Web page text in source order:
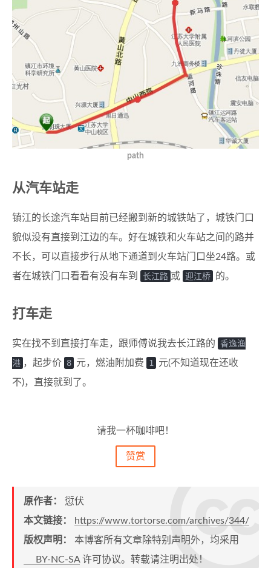
path
从汽车站走
镇江的长途汽车站目前已经搬到新的城铁站了，城铁门口
貌似没有直接到江边的车。好在城铁和火车站之间的路并
不长，可以直接步行从地下通道到火车站门口坐24路。或
者在城铁门口看看有没有车到
长江路 或 迎江桥 的。
打车走
实在找不到直接打车走，跟师傅说我去长江路的 香逸渔
港 ，起步价 8 元，燃油附加费 1
元(不知道现在还收
不)，直接就到了。
请我一杯咖啡吧！
赞赏
原作者： 愆伏
本文链接：
https://www.tortorse.com/archives/344/
版权声明： 本博客所有文章除特别声明外，均采用
BY-NC-SA许可协议。转载请注明出处！